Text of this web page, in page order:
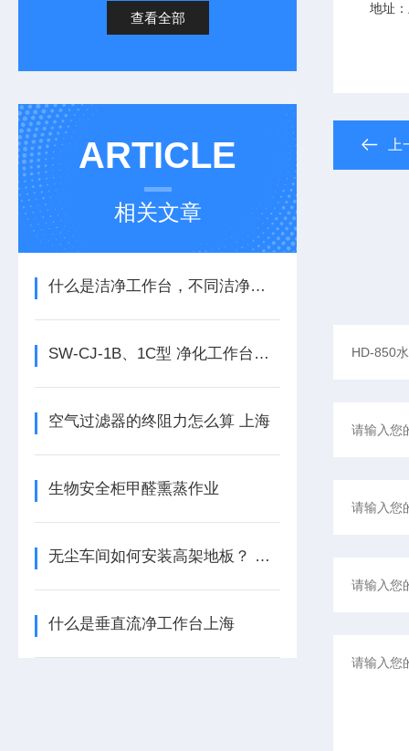
查看全部
ARTICLE
相关文章
什么是洁净工作台，不同洁净度等级的洁净区的划分原则
SW-CJ-1B、1C型 净化工作台使用维修说明书
空气过滤器的终阻力怎么算 上海
生物安全柜甲醛熏蒸作业
无尘车间如何安装高架地板？ 上海
什么是垂直流净工作台上海
地址